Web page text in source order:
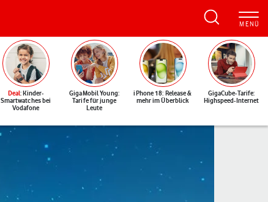
Deal: Kinder-
Smartwatches bei
Vodafone
GigaMobil Young:
Tarife für junge
Leute
iPhone 18: Release &
mehr im Überblick
GigaCube-Tarife:
Highspeed-Internet